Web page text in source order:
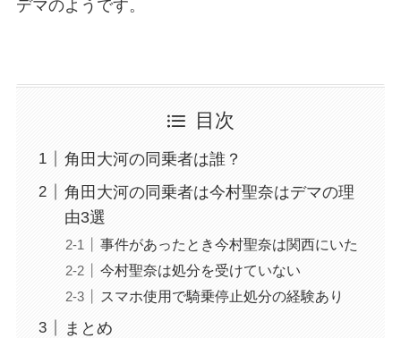
デマのようです。
目次
角田大河の同乗者は誰？
角田大河の同乗者は今村聖奈はデマの理
由3選
事件があったとき今村聖奈は関西にいた
今村聖奈は処分を受けていない
スマホ使用で騎乗停止処分の経験あり
まとめ